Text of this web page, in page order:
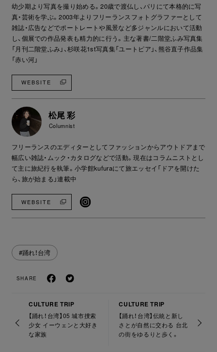
幼少期より写真を撮り始める。20歳で渡仏し、パリにて本格的に写
真・芸術を学ぶ。2003年よりフリーランスフォトグラファーとして
雑誌・広告などでポートレートや風景など多ジャンルにおいて活動
し、個展での作品発表も精力的に行う。主な著書/二階堂ふみ写真集
「月刊二階堂ふみ」、杉咲花1st写真集「ユートピア」、熊谷直子作品集
「赤い河」
WEBSITE
松尾 彩
Columnist
フリーランスのエディターとしてファッションからアウトドアまで
幅広い雑誌・ムック・カタログなどで活動。現在はコラムニストとし
て主に旅紀行を執筆。小学館kufuraにて旅エッセイ「ドアを開けた
ら、旅が始まる」連載中
WEBSITE
#踊れ！台湾
SHARE
CULTURE TRIP
【踊れ！台湾】05 城市捜索
少女 イーウェンと大好き
な家族
CULTURE TRIP
【踊れ！台湾】伝統と新し
さとが自然に交わる 台北
の街をゆるりと歩く。